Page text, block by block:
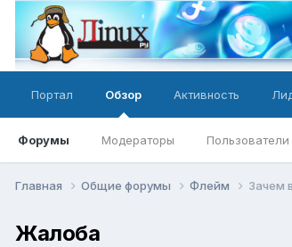
Портал Обзор
Форумы Модераторы Пользователи
Активность
Главная Общие форумы Флейм Зачем
Жалоба